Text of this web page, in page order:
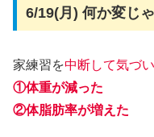
6/19(月) 何か変じ
家練習を中断して気づ
①体重が減った
②体脂肪率が増えた